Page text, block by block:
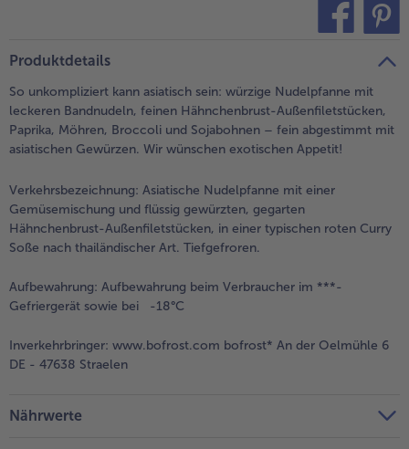
alle Kuchen & Torten
Süßspeisen
alle Süßspeisen
Obst
Wein & Spirituosen
alle Wein & Spirituosen
Küchenutensilien
alle Küchenutensilien
alle bofrost*free
bofrost*high Protein
alle bofrost*high Protein
bofrost*plus.
Produktdetails
So unkompliziert kann asiatisch sein: würzige Nudelpfanne mit
leckeren Bandnudeln, feinen Hähnchenbrust-Außenfiletstücken,
Paprika, Möhren, Broccoli und Sojabohnen – fein abgestimmt mit
asiatischen Gewürzen. Wir wünschen exotischen Appetit!
Verkehrsbezeichnung: Asiatische Nudelpfanne mit einer
Gemüsemischung und flüssig gewürzten, gegarten
Hähnchenbrust-Außenfiletstücken, in einer typischen roten Curry
Soße nach thailändischer Art. Tiefgefroren.
Aufbewahrung: Aufbewahrung beim Verbraucher im ***-
Gefriergerät sowie bei -18°C
Inverkehrbringer: www.bofrost.com bofrost* An der Oelmühle 6
DE - 47638 Straelen
Nährwerte